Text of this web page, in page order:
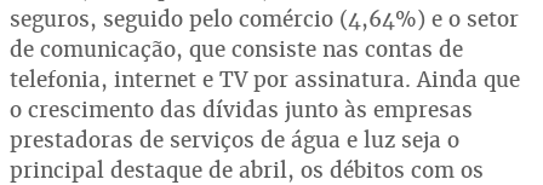
seguros, seguido pelo comércio (4,64%) e o setor
de comunicação, que consiste nas contas de
telefonia, internet e TV por assinatura. Ainda que
o crescimento das dívidas junto às empresas
prestadoras de serviços de água e luz seja o
principal destaque de abril, os débitos com os